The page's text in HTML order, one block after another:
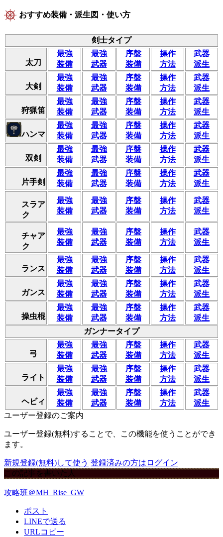
おすすめ装備・派生図・使い方
剣士タイプ
太刀
最強
装備
最強
武器
序盤
装備
操作
方法
武器
派生
大剣
最強
装備
最強
武器
序盤
装備
操作
方法
武器
派生
狩猟笛
最強
装備
最強
武器
序盤
装備
操作
方法
武器
派生
ハンマ
最強
装備
最強
武器
序盤
装備
操作
方法
武器
派生
双剣
最強
装備
最強
武器
序盤
装備
操作
方法
武器
派生
片手剣
最強
装備
最強
武器
序盤
装備
操作
方法
武器
派生
スラア
ク
最強
装備
最強
武器
序盤
装備
操作
方法
武器
派生
チャア
ク
最強
装備
最強
武器
序盤
装備
操作
方法
武器
派生
ランス
最強
装備
最強
武器
序盤
装備
操作
方法
武器
派生
ガンス
最強
装備
最強
武器
序盤
装備
操作
方法
武器
派生
操虫棍
最強
装備
最強
武器
序盤
装備
操作
方法
武器
派生
ガンナータイプ
弓
最強
装備
最強
武器
序盤
装備
操作
方法
武器
派生
ライト
最強
装備
最強
武器
序盤
装備
操作
方法
武器
派生
ヘビィ
最強
装備
最強
武器
序盤
装備
操作
方法
武器
派生
ユーザー登録のご案内
ユーザー登録(無料)することで、この機能を使うことができ
ます。
新規登録(無料)して使う 登録済みの方はログイン
この記事を書いた人
攻略班＠MH_Rise_GW
ポスト
LINEで送る
URLコピー